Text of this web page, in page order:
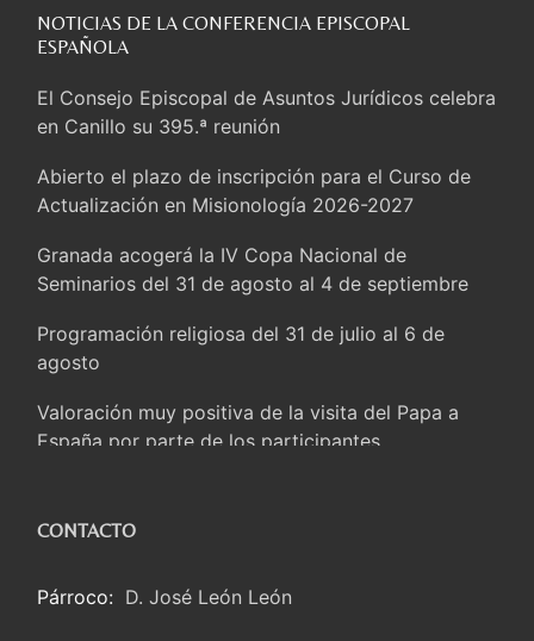
León XIV: La revolución del Evangelio derriba los
muros que separan
La Iglesia en Ceuta: caridad y esperanza frente al
drama migratorio
La visita del Papa a Perú será un tiempo de gracia
reconciliación y esperanza
Cardenal Rossi: “La llegada del Papa León a
Argentina es un homenaje a Francisco”
En Asís, León XIV invita a los jóvenes a «construir
la civilización del amor»
El cardenal Parolin en México: Toda la sociedad
Dios desciende sobre el mundo
Cristianos y confucianos: Respeto y sabiduría para
afrontar los urgentes desafíos de hoy
NOTICIAS DE LA CONFERENCIA EPISCOPAL
ESPAÑOLA
El Consejo Episcopal de Asuntos Jurídicos celebra
en Canillo su 395.ª reunión
Abierto el plazo de inscripción para el Curso de
Actualización en Misionología 2026-2027
Granada acogerá la IV Copa Nacional de
Seminarios del 31 de agosto al 4 de septiembre
Programación religiosa del 31 de julio al 6 de
agosto
Valoración muy positiva de la visita del Papa a
España por parte de los participantes
Salamanca
para acompañar la vocación y el desarrollo
CONTACTO
Párroco: D. José León León